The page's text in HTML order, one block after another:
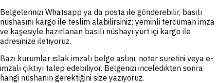
Belgelerinizi Whatsapp ya da posta ile gönderebilir, basılı
nüshasını kargo ile teslim alabilirsiniz; yeminli tercüman imza
ve kaşesiyle hazırlanan basılı nüshayı yurt içi kargo ile
adresinize iletiyoruz.
Bazı kurumlar ıslak imzalı belge aslını, noter suretini veya e-
imzalı çıktıyı talep edebiliyor. Belgenizi inceledikten sonra
hangi nüshanın gerektiğini size yazıyoruz.